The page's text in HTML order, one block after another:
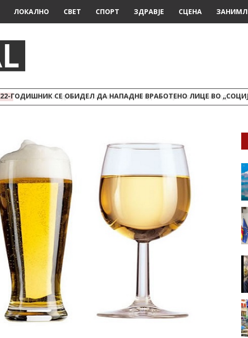
ЛОКАЛНО СВЕТ СПОРТ ЗДРАВЈЕ СЦЕНА
22-ГОДИШНИК СЕ ОБИДЕЛ ДА НАПАДНЕ ВРАБОТЕНО ЛИЦЕ ВО